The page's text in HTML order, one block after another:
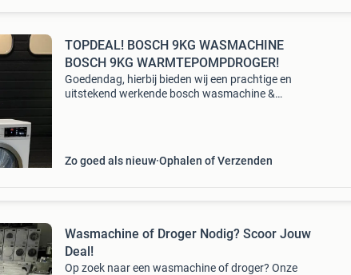
TOPDEAL! BOSCH 9KG WASMACHINE
BOSCH 9KG WARMTEPOMPDROGER!
Goedendag, hierbij bieden wij een prachtige en
uitstekend werkende bosch wasmachine &
Zo goed als nieuw Ophalen of Verzenden
Wasmachine of Droger Nodig? Scoor Jouw
Deal!
Op zoek naar een wasmachine of droger? Onze